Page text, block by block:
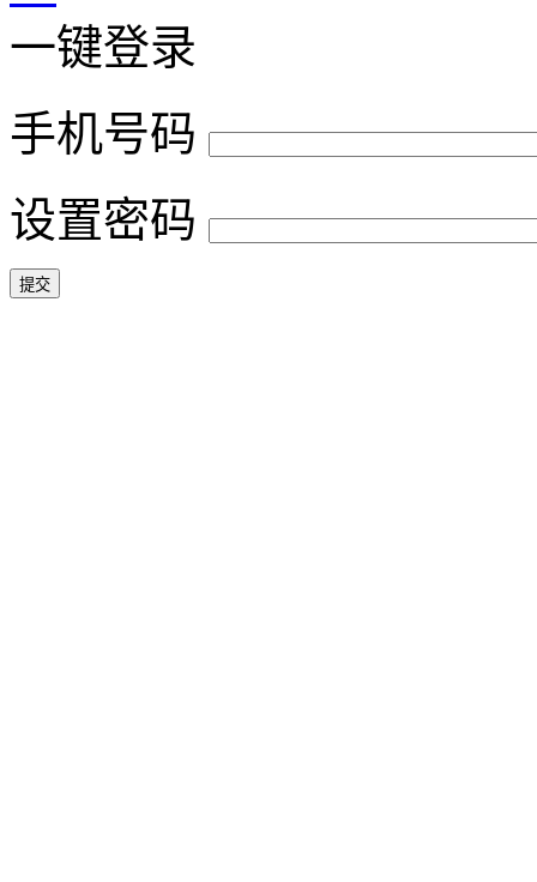
一键登录
手机号码
设置密码